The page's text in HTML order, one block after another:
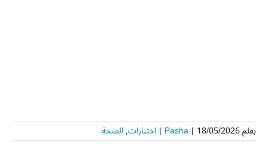
بقلم Pasha | 18/05/2026
| اختبارات,الصحة